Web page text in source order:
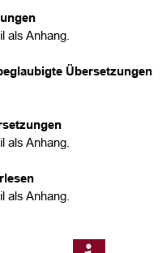
als Anhang.
Übersetzungen
als Anhang.
als Anhang.